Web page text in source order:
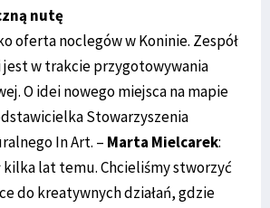
nutę
oferta noclegów w Koninie. Zespół
jest w trakcie przygotowywania
O idei nowego miejsca na mapie
Stowarzyszenia
In Art. – Marta Mielcarek:
kilka lat temu. Chcieliśmy stworzyć
do kreatywnych działań, gdzie